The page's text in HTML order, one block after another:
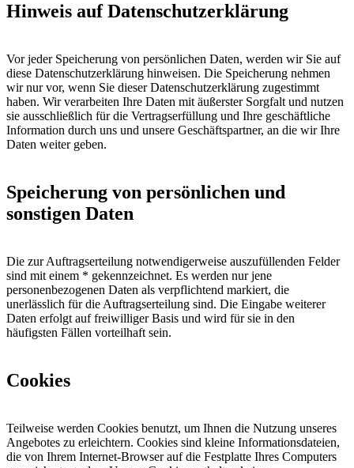
Hinweis auf Datenschutzerklärung
Vor jeder Speicherung von persönlichen Daten, werden wir Sie auf
diese Datenschutzerklärung hinweisen. Die Speicherung nehmen
wir nur vor, wenn Sie dieser Datenschutzerklärung zugestimmt
haben. Wir verarbeiten Ihre Daten mit äußerster Sorgfalt und nutzen
sie ausschließlich für die Vertragserfüllung und Ihre geschäftliche
Information durch uns und unsere Geschäftspartner, an die wir Ihre
Daten weiter geben.
Speicherung von persönlichen und
sonstigen Daten
Die zur Auftragserteilung notwendigerweise auszufüllenden Felder
sind mit einem * gekennzeichnet. Es werden nur jene
personenbezogenen Daten als verpflichtend markiert, die
unerlässlich für die Auftragserteilung sind. Die Eingabe weiterer
Daten erfolgt auf freiwilliger Basis und wird für sie in den
häufigsten Fällen vorteilhaft sein.
Cookies
Teilweise werden Cookies benutzt, um Ihnen die Nutzung unseres
Angebotes zu erleichtern. Cookies sind kleine Informationsdateien,
die von Ihrem Internet-Browser auf die Festplatte Ihres Computers